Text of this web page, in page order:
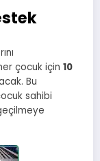
çocuk için 10
Bu
sahibi